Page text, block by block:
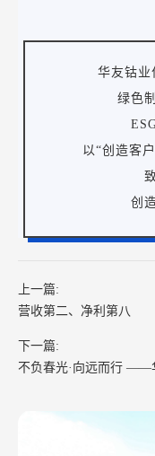
华友钴业
绿色
以“创造客
创
上一篇:
营收第二、净利第八
下一篇:
不负春光·向远而行 ——